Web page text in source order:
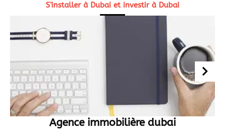
S'installer à Dubai et investir à Dubai
Agence immobilière dubai